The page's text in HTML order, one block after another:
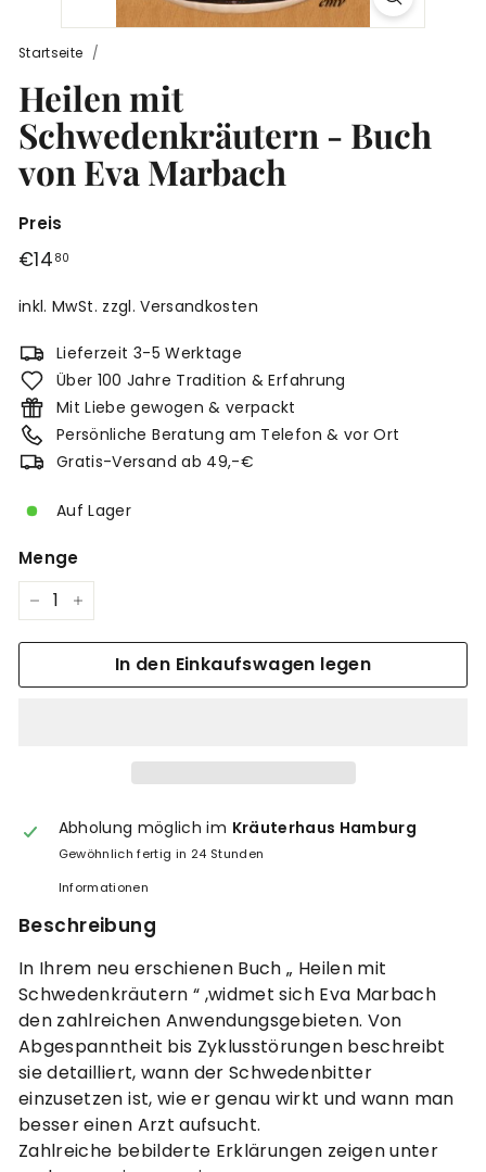
g
Startseite /
Heilen mit
Schwedenkräutern - Buch
von Eva Marbach
Preis
Normaler
€14 80
inkl. MwSt. zzgl.Versandkosten
Lieferzeit 3-5 Werktage
Über 100 Jahre Tradition & Erfahrung
Mit Liebe gewogen & verpackt
Persönliche Beratung am Telefon & vor Ort
Gratis-Versand ab 49,-€
Auf Lager
Menge
In den Einkaufswagen legen
Abholung möglich im Kräuterhaus Hamburg
Gewöhnlich fertig in 24 Stunden
Informationen
Beschreibung
In Ihrem neu erschienen Buch „ Heilen mit
Schwedenkräutern “ ,widmet sich Eva Marbach
den zahlreichen Anwendungsgebieten. Von
Abgespanntheit bis Zyklusstörungen beschreibt
sie detailliert, wann der Schwedenbitter
einzusetzen ist, wie er genau wirkt und wann man
besser einen Arzt aufsucht.
Zahlreiche bebilderte Erklärungen zeigen unter